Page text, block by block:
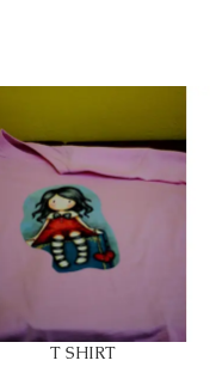
T SHIRT